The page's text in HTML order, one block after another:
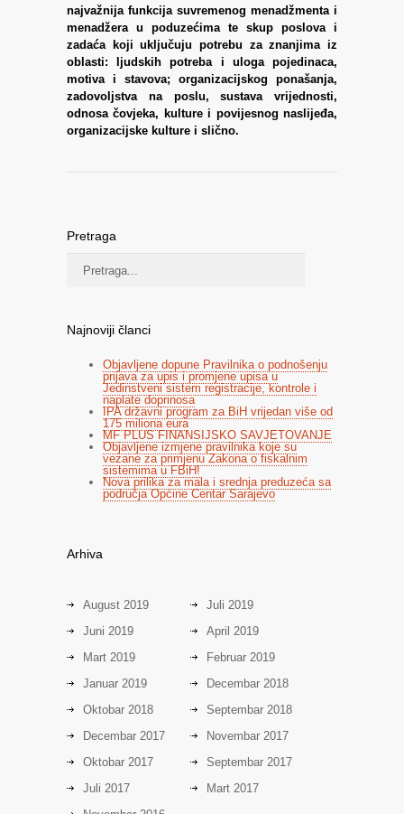
najvažnija funkcija suvremenog menadžmenta i
menadžera u poduzećima te skup poslova i
zadaća koji uključuju potrebu za znanjima iz
oblasti: ljudskih potreba i uloga pojedinaca,
motiva i stavova; organizacijskog ponašanja,
zadovoljstva na poslu, sustava vrijednosti,
odnosa čovjeka, kulture i povijesnog naslijeđa,
organizacijske kulture i slično.
Pretraga
Najnoviji članci
Objavljene dopune Pravilnika o podnošenju
prijava za upis i promjene upisa u
Jedinstveni sistem registracije, kontrole i
naplate doprinosa
IPA državni program za BiH vrijedan više od
175 miliona eura
MF PLUS FINANSIJSKO SAVJETOVANJE
Objavljene izmjene pravilnika koje su
vezane za primjenu Zakona o fiskalnim
sistemima u FBiH!
Nova prilika za mala i srednja preduzeća sa
područja Općine Centar Sarajevo
Arhiva
August 2019
Juli 2019
Juni 2019
April 2019
Mart 2019
Februar 2019
Januar 2019
Decembar 2018
Oktobar 2018
Septembar 2018
Decembar 2017
Novembar 2017
Oktobar 2017
Septembar 2017
Juli 2017
Mart 2017